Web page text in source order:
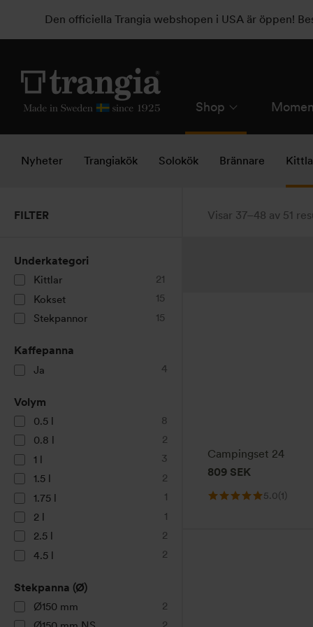
Den officiella Trangia webshopen i USA är öppen!
Shop
Nyheter Trangiakök Solokök Brännare
FILTER
Underkategori
Kittlar
21
Kokset
15
Stekpannor
15
Kaffepanna
Ja 4
Volym
0.5 l
8
0.8 l
2
1 l
3
1.5 l
2
1.75 l
1
2 l
1
2.5 l
2
4.5 l
2
Stekpanna (Ø)
Ø150 mm
2
Visar 37–48 av 51
Campingset 24
809 SEK
5.0(1)